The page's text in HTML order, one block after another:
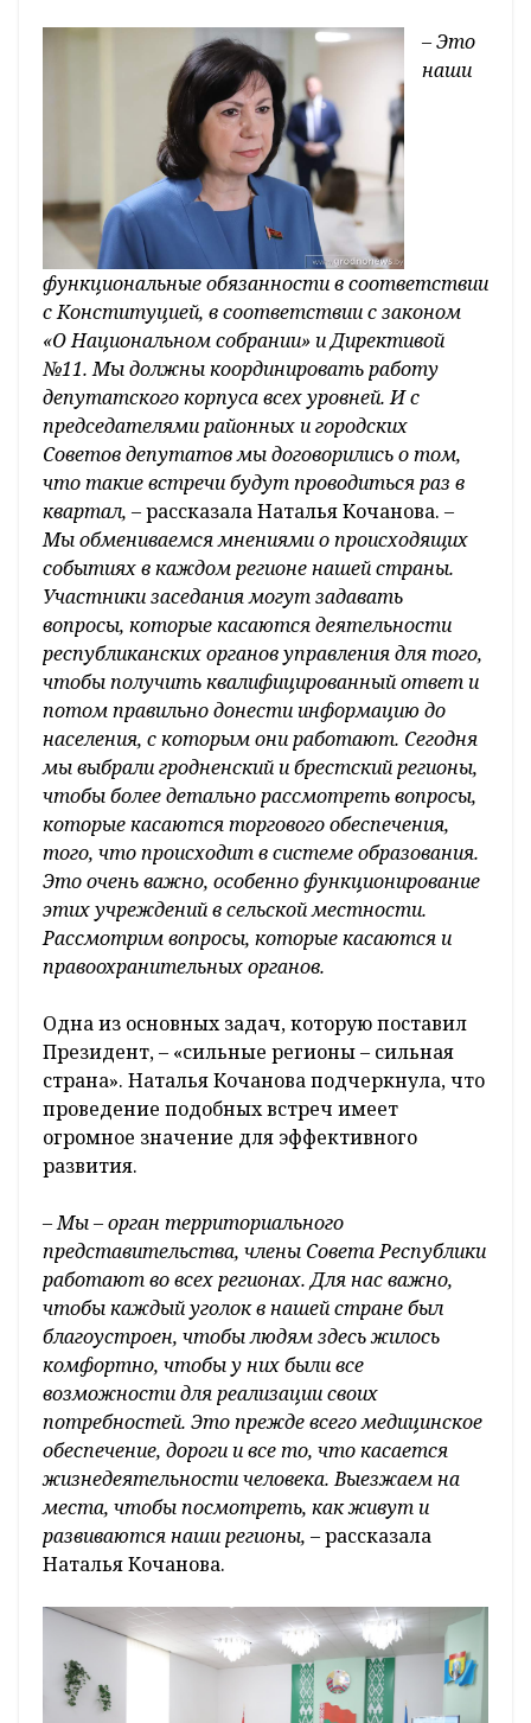
– Это
наши
функциональные обязанности в соответствии
с Конституцией, в соответствии с законом
«О Национальном собрании» и Директивой
№11. Мы должны координировать работу
депутатского корпуса всех уровней. И с
председателями районных и городских
Советов депутатов мы договорились о том,
что такие встречи будут проводиться раз в
квартал, – рассказала Наталья Кочанова. –
Мы обмениваемся мнениями о происходящих
событиях в каждом регионе нашей страны.
Участники заседания могут задавать
вопросы, которые касаются деятельности
республиканских органов управления для того,
чтобы получить квалифицированный ответ и
потом правильно донести информацию до
населения, с которым они работают. Сегодня
мы выбрали гродненский и брестский регионы,
чтобы более детально рассмотреть вопросы,
которые касаются торгового обеспечения,
того, что происходит в системе образования.
Это очень важно, особенно функционирование
этих учреждений в сельской местности.
Рассмотрим вопросы, которые касаются и
правоохранительных органов.
Одна из основных задач, которую поставил
Президент, – «сильные регионы – сильная
страна». Наталья Кочанова подчеркнула, что
проведение подобных встреч имеет
огромное значение для эффективного
развития.
– Мы – орган территориального
представительства, члены Совета Республики
работают во всех регионах. Для нас важно,
чтобы каждый уголок в нашей стране был
благоустроен, чтобы людям здесь жилось
комфортно, чтобы у них были все
возможности для реализации своих
потребностей. Это прежде всего медицинское
обеспечение, дороги и все то, что касается
жизнедеятельности человека. Выезжаем на
места, чтобы посмотреть, как живут и
развиваются наши регионы, – рассказала
Наталья Кочанова.